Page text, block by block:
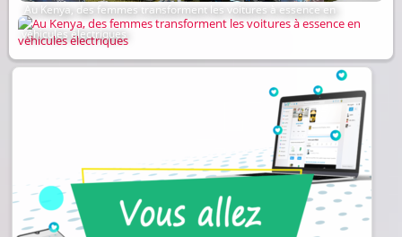
Au Kenya, des femmes transforment les voitures à essence en
véhicules électriques